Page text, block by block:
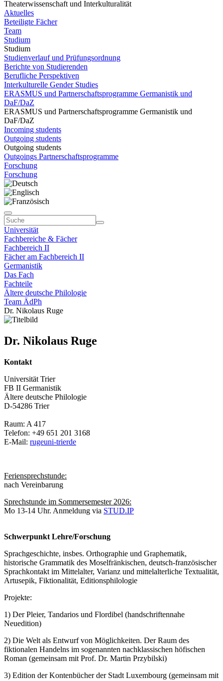
Theaterwissenschaft und Interkulturalität
Aktuelles
Beteiligte Fächer
Team
Studium
Studium
Studienverlauf und Prüfungsordnung
Berichte von Studierenden
Berufliche Perspektiven
Interkulturelle Gender Studies
ERASMUS und Partnerschaftsprogramme Germanistik und
DaF/DaZ
ERASMUS und Partnerschaftsprogramme Germanistik und
DaF/DaZ
Incoming students
Outgoing students
Outgoing students
Outgoings Partnerschaftsprogramme
Forschung
Forschung
Universität
Fachbereiche & Fächer
Fachbereich II
Fächer am Fachbereich II
Germanistik
Das Fach
Fachteile
Ältere deutsche Philologie
Team ÄdPh
Dr. Nikolaus Ruge
Dr. Nikolaus Ruge
Kontakt
Universität Trier
FB II Germanistik
Ältere deutsche Philologie
D-54286 Trier
Raum: A 417
Telefon: +49 651 201 3168
E-Mail: rugeuni-trierde
Feriensprechstunde:
nach Vereinbarung
Sprechstunde im Sommersemester 2026:
Mo 13-14 Uhr. Anmeldung via STUD.IP
Schwerpunkt Lehre/Forschung
Sprachgeschichte, insbes. Orthographie und Graphematik,
historische Grammatik des Moselfränkischen, deutsch-französischer
Sprachkontakt im Mittelalter, Varianz und mittelalterliche Textualität,
Artusepik, Fiktionalität, Editionsphilologie
Projekte:
1) Der Pleier, Tandarios und Flordibel (handschriftennahe
Neuedition)
2) Die Welt als Entwurf von Möglichkeiten. Der Raum des
fiktionalen Handelns im sogenannten nachklassischen höfischen
Roman (gemeinsam mit Prof. Dr. Martin Przybilski)
3) Edition der Kontenbücher der Stadt Luxembourg (gemeinsam mit